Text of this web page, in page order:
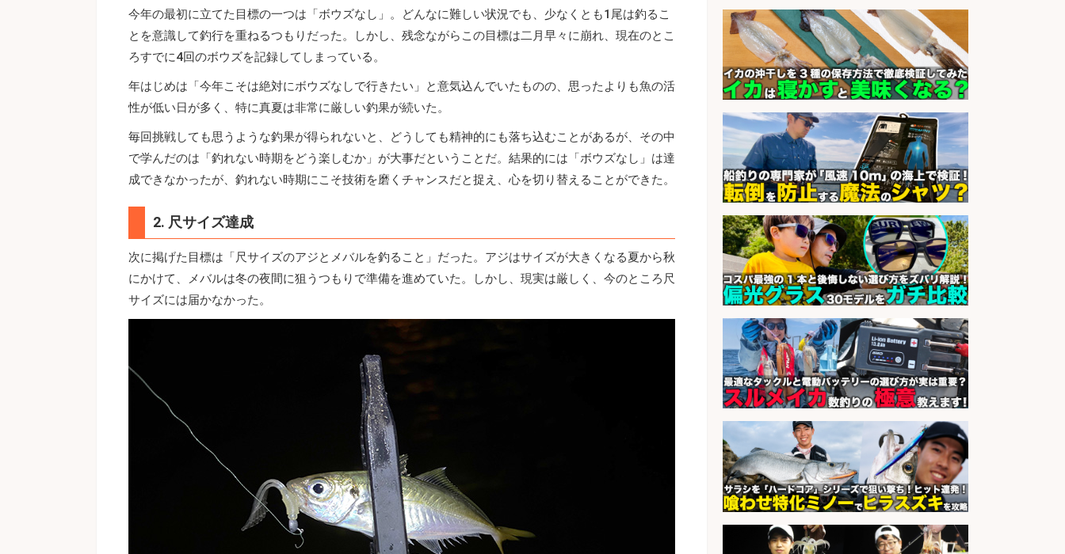
今年の最初に立てた目標の一つは「ボウズなし」。どんなに難しい状況でも、少なくとも1尾は釣るこ
とを意識して釣行を重ねるつもりだった。しかし、残念ながらこの目標は二月早々に崩れ、現在のとこ
ろすでに4回のボウズを記録してしまっている。
年はじめは「今年こそは絶対にボウズなしで行きたい」と意気込んでいたものの、思ったよりも魚の活
性が低い日が多く、特に真夏は非常に厳しい釣果が続いた。
毎回挑戦しても思うような釣果が得られないと、どうしても精神的にも落ち込むことがあるが、その中
で学んだのは「釣れない時期をどう楽しむか」が大事だということだ。結果的には「ボウズなし」は達
成できなかったが、釣れない時期にこそ技術を磨くチャンスだと捉え、心を切り替えることができた。
2. 尺サイズ達成
次に掲げた目標は「尺サイズのアジとメバルを釣ること」だった。アジはサイズが大きくなる夏から秋
にかけて、メバルは冬の夜間に狙うつもりで準備を進めていた。しかし、現実は厳しく、今のところ尺
サイズには届かなかった。
精肉・青果・鮮魚販売/「志布志
市」「時給1,150円〜」志布志市周
辺でお魚のカットや商品の陳列スタ
ッフ/未経験歓迎×残業少なめ×車通
勤OK/鹿児島県/志布志市
会社名 株式会社ホットスタッフ鹿児島
sponsored by 求人ボックス
釣り具/評価・テスト・実験/釣り具
部品・工業用部品メーカー/Excel
会社名 株式会社スタッフサービス
sponsored by 求人ボックス
精肉・青果・鮮魚販売/「志布志
市」「時給1,150円〜」志布志市内
でお魚のカットや商品の陳列スタッ
フ/車通勤OK×時間選べる×未経験歓
迎/鹿児島県/志布志市
会社名 株式会社ホットスタッフ鹿児島
EC事業責任者候補/飲食業界向け
SaaS企業「魚ぽち」/東証グロース
市場上場
会社名 株式会社フーディソン
sponsored by 求人ボックス